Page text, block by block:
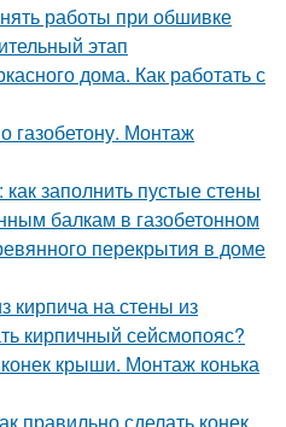
работы при обшивке
этап
дома. Как работать с
газобетону. Монтаж
заполнить пустые стены
балкам в газобетонном
перекрытия в доме
кирпича на стены из
кирпичный сейсмопояс?
крыши. Монтаж конька
правильно сделать конек